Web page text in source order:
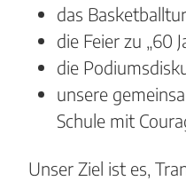
das
die Feier zu „60
die
unsere
Schule mit
Unser Ziel ist es,